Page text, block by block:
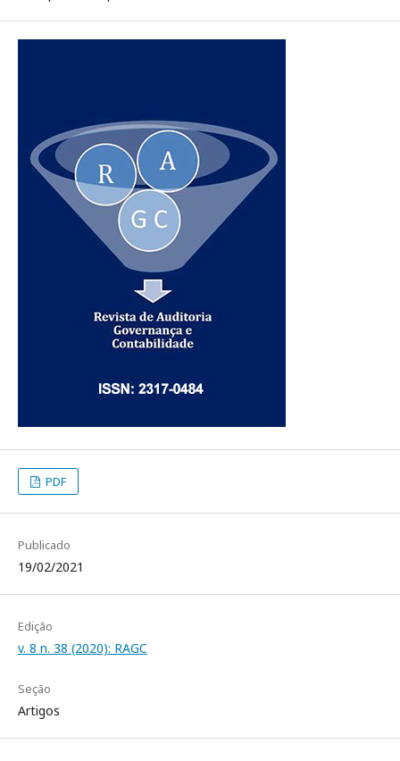
PDF
Publicado
19/02/2021
Edição
v. 8 n. 38 (2020): RAGC
Seção
Artigos